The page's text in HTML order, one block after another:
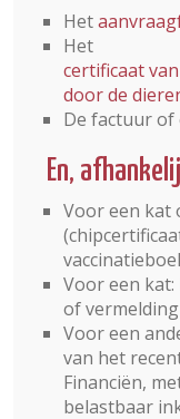
Het
Het
certificaat
door de
De factuur
En,
Voor een kat
Voor een
of
Voor een
van het
Financiën,
belastbaar